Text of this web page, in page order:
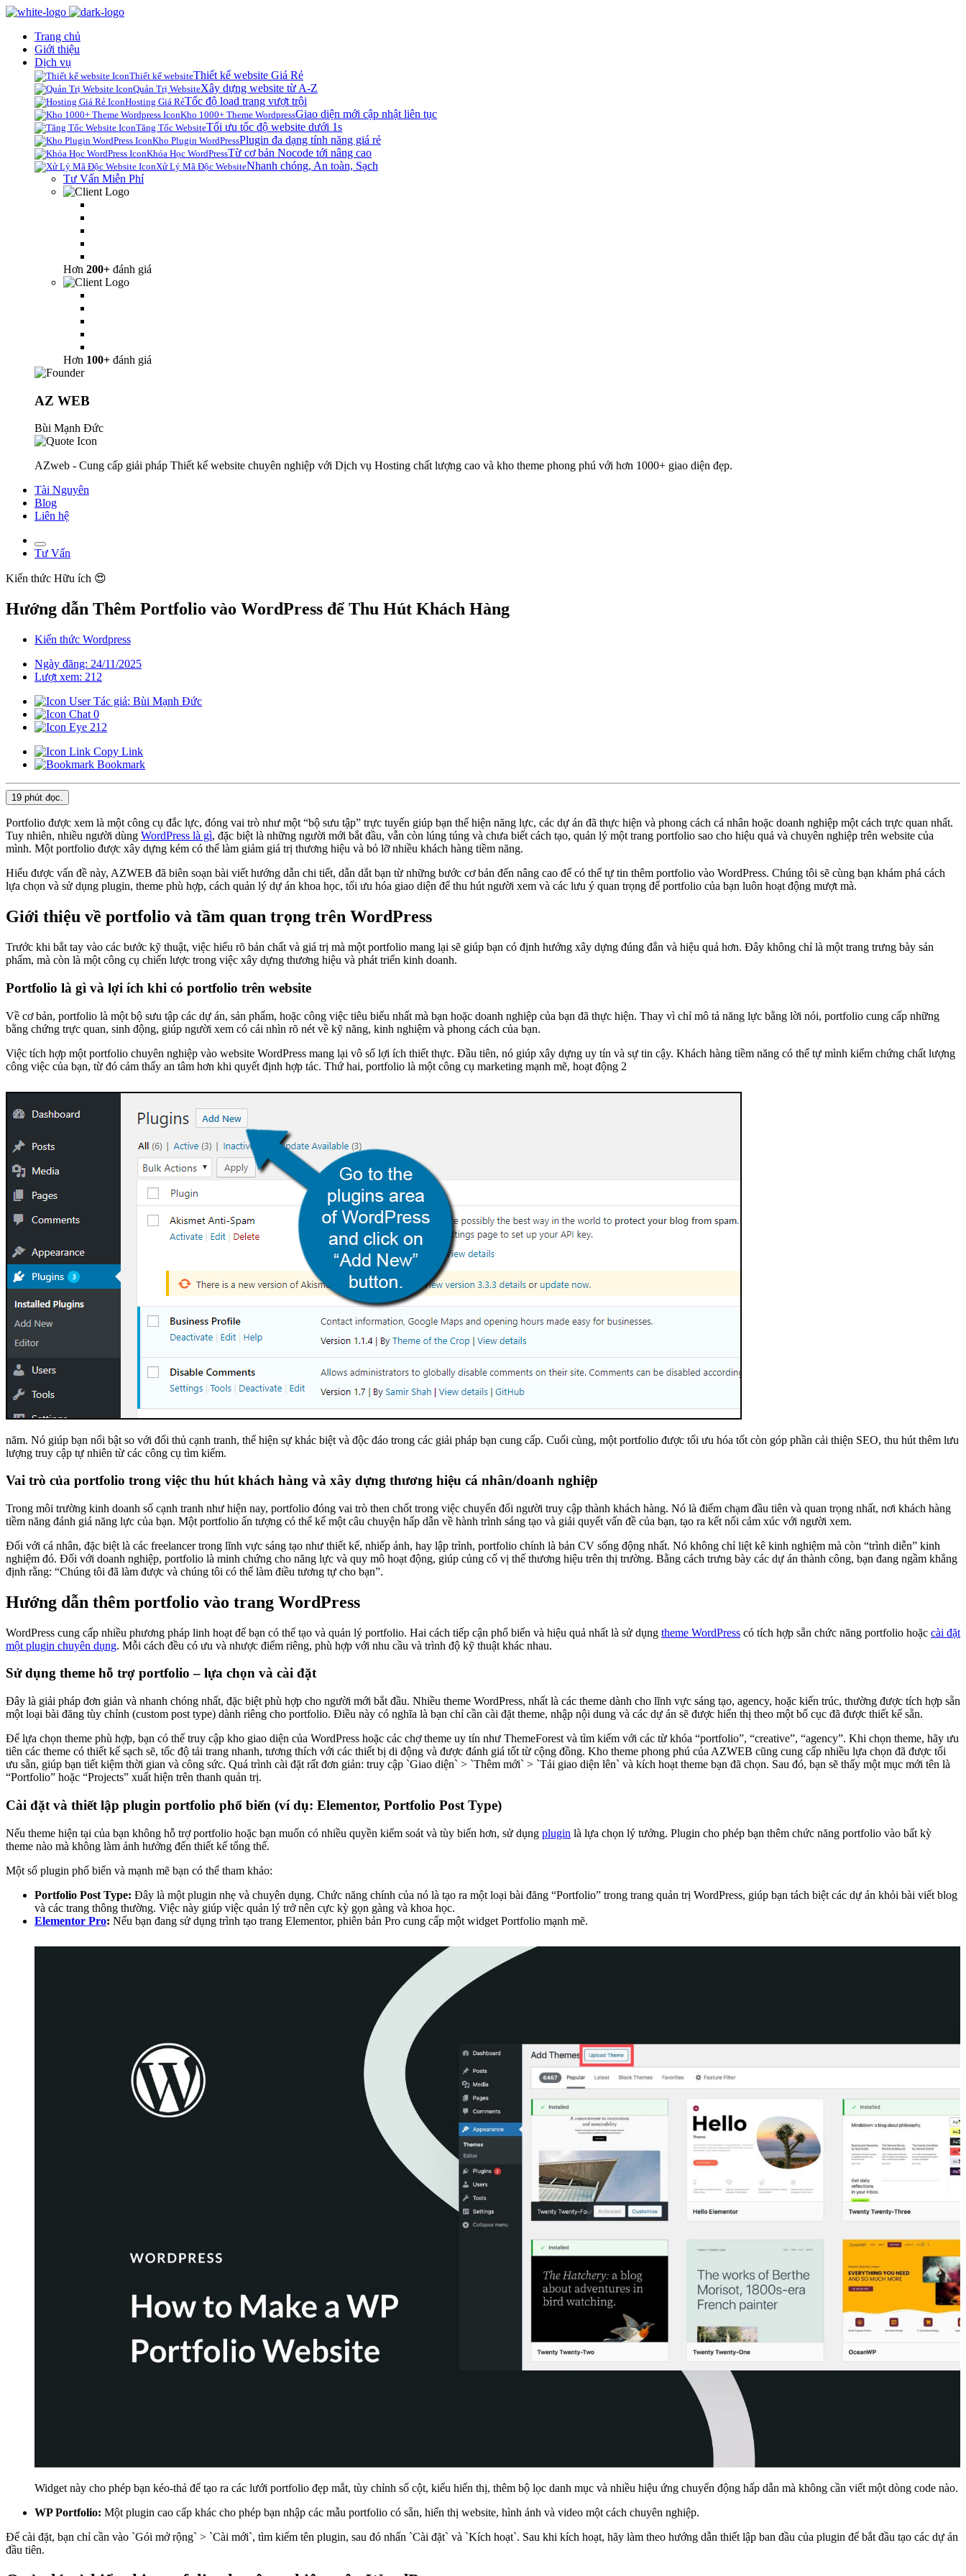
Trang chủ
Giới thiệu
Dịch vụ
Thiết kế websiteThiết kế website Giá Rẻ
Quản Trị WebsiteXây dựng website từ A-Z
Hosting Giá RẻTốc độ load trang vượt trội
Kho 1000+ Theme WordpressGiao diện mới cập nhật liên tục
Tăng Tốc WebsiteTối ưu tốc độ website dưới 1s
Kho Plugin WordPressPlugin đa dạng tính năng giá rẻ
Khóa Học WordPressTừ cơ bản Nocode tới nâng cao
Xử Lý Mã Độc WebsiteNhanh chóng, An toàn, Sạch
Tư Vấn Miễn Phí
Hơn 200+ đánh giá
Hơn 100+ đánh giá
AZ WEB
Bùi Mạnh Đức
AZweb - Cung cấp giải pháp Thiết kế website chuyên nghiệp với Dịch vụ Hosting chất lượng cao và kho theme phong phú với hơn 1000+ giao diện đẹp.
Tài Nguyên
Blog
Liên hệ
Tư Vấn
Kiến thức Hữu ích 😍
Hướng dẫn Thêm Portfolio vào WordPress để Thu Hút Khách Hàng
Kiến thức Wordpress
Ngày đăng: 24/11/2025
Lượt xem: 212
Tác giả: Bùi Mạnh Đức
0
212
Copy Link
Bookmark
19 phút đọc.
Portfolio được xem là một công cụ đắc lực, đóng vai trò như một “bộ sưu tập” trực tuyến giúp bạn thể hiện năng lực, các dự án đã thực hiện và phong cách cá nhân hoặc doanh nghiệp một cách trực quan nhất.
Tuy nhiên, nhiều người dùng WordPress là gì, đặc biệt là những người mới bắt đầu, vẫn còn lúng túng và chưa biết cách tạo, quản lý một trang portfolio sao cho hiệu quả và chuyên nghiệp trên website của
mình. Một portfolio được xây dựng kém có thể làm giảm giá trị thương hiệu và bỏ lỡ nhiều khách hàng tiềm năng.
Hiểu được vấn đề này, AZWEB đã biên soạn bài viết hướng dẫn chi tiết, dẫn dắt bạn từ những bước cơ bản đến nâng cao để có thể tự tin thêm portfolio vào WordPress. Chúng tôi sẽ cùng bạn khám phá cách
lựa chọn và sử dụng plugin, theme phù hợp, cách quản lý dự án khoa học, tối ưu hóa giao diện để thu hút người xem và các lưu ý quan trọng để portfolio của bạn luôn hoạt động mượt mà.
Giới thiệu về portfolio và tầm quan trọng trên WordPress
Trước khi bắt tay vào các bước kỹ thuật, việc hiểu rõ bản chất và giá trị mà một portfolio mang lại sẽ giúp bạn có định hướng xây dựng đúng đắn và hiệu quả hơn. Đây không chỉ là một trang trưng bày sản
phẩm, mà còn là một công cụ chiến lược trong việc xây dựng thương hiệu và phát triển kinh doanh.
Portfolio là gì và lợi ích khi có portfolio trên website
Về cơ bản, portfolio là một bộ sưu tập các dự án, sản phẩm, hoặc công việc tiêu biểu nhất mà bạn hoặc doanh nghiệp của bạn đã thực hiện. Thay vì chỉ mô tả năng lực bằng lời nói, portfolio cung cấp những
bằng chứng trực quan, sinh động, giúp người xem có cái nhìn rõ nét về kỹ năng, kinh nghiệm và phong cách của bạn.
Việc tích hợp một portfolio chuyên nghiệp vào website WordPress mang lại vô số lợi ích thiết thực. Đầu tiên, nó giúp xây dựng uy tín và sự tin cậy. Khách hàng tiềm năng có thể tự mình kiểm chứng chất lượng
công việc của bạn, từ đó cảm thấy an tâm hơn khi quyết định hợp tác. Thứ hai, portfolio là một công cụ marketing mạnh mẽ, hoạt động 2
năm. Nó giúp bạn nổi bật so với đối thủ cạnh tranh, thể hiện sự khác biệt và độc đáo trong các giải pháp bạn cung cấp. Cuối cùng, một portfolio được tối ưu hóa tốt còn góp phần cải thiện SEO, thu hút thêm lưu
lượng truy cập tự nhiên từ các công cụ tìm kiếm.
Vai trò của portfolio trong việc thu hút khách hàng và xây dựng thương hiệu cá nhân/doanh nghiệp
Trong môi trường kinh doanh số cạnh tranh như hiện nay, portfolio đóng vai trò then chốt trong việc chuyển đổi người truy cập thành khách hàng. Nó là điểm chạm đầu tiên và quan trọng nhất, nơi khách hàng
tiềm năng đánh giá năng lực của bạn. Một portfolio ấn tượng có thể kể một câu chuyện hấp dẫn về hành trình sáng tạo và giải quyết vấn đề của bạn, tạo ra kết nối cảm xúc với người xem.
Đối với cá nhân, đặc biệt là các freelancer trong lĩnh vực sáng tạo như thiết kế, nhiếp ảnh, hay lập trình, portfolio chính là bản CV sống động nhất. Nó không chỉ liệt kê kinh nghiệm mà còn “trình diễn” kinh
nghiệm đó. Đối với doanh nghiệp, portfolio là minh chứng cho năng lực và quy mô hoạt động, giúp củng cố vị thế thương hiệu trên thị trường. Bằng cách trưng bày các dự án thành công, bạn đang ngầm khẳng
định rằng: “Chúng tôi đã làm được và chúng tôi có thể làm điều tương tự cho bạn”.
Hướng dẫn thêm portfolio vào trang WordPress
WordPress cung cấp nhiều phương pháp linh hoạt để bạn có thể tạo và quản lý portfolio. Hai cách tiếp cận phổ biến và hiệu quả nhất là sử dụng theme WordPress có tích hợp sẵn chức năng portfolio hoặc cài đặt
một plugin chuyên dụng. Mỗi cách đều có ưu và nhược điểm riêng, phù hợp với nhu cầu và trình độ kỹ thuật khác nhau.
Sử dụng theme hỗ trợ portfolio – lựa chọn và cài đặt
Đây là giải pháp đơn giản và nhanh chóng nhất, đặc biệt phù hợp cho người mới bắt đầu. Nhiều theme WordPress, nhất là các theme dành cho lĩnh vực sáng tạo, agency, hoặc kiến trúc, thường được tích hợp sẵn
một loại bài đăng tùy chỉnh (custom post type) dành riêng cho portfolio. Điều này có nghĩa là bạn chỉ cần cài đặt theme, nhập nội dung và các dự án sẽ được hiển thị theo một bố cục đã được thiết kế sẵn.
Để lựa chọn theme phù hợp, bạn có thể truy cập kho giao diện của WordPress hoặc các chợ theme uy tín như ThemeForest và tìm kiếm với các từ khóa “portfolio”, “creative”, “agency”. Khi chọn theme, hãy ưu
tiên các theme có thiết kế sạch sẽ, tốc độ tải trang nhanh, tương thích với các thiết bị di động và được đánh giá tốt từ cộng đồng. Kho theme phong phú của AZWEB cũng cung cấp nhiều lựa chọn đã được tối
ưu sẵn, giúp bạn tiết kiệm thời gian và công sức. Quá trình cài đặt rất đơn giản: truy cập `Giao diện` > `Thêm mới` > `Tải giao diện lên` và kích hoạt theme bạn đã chọn. Sau đó, bạn sẽ thấy một mục mới tên là
“Portfolio” hoặc “Projects” xuất hiện trên thanh quản trị.
Cài đặt và thiết lập plugin portfolio phổ biến (ví dụ: Elementor, Portfolio Post Type)
Nếu theme hiện tại của bạn không hỗ trợ portfolio hoặc bạn muốn có nhiều quyền kiểm soát và tùy biến hơn, sử dụng plugin là lựa chọn lý tưởng. Plugin cho phép bạn thêm chức năng portfolio vào bất kỳ
theme nào mà không làm ảnh hưởng đến thiết kế tổng thể.
Một số plugin phổ biến và mạnh mẽ bạn có thể tham khảo:
Portfolio Post Type: Đây là một plugin nhẹ và chuyên dụng. Chức năng chính của nó là tạo ra một loại bài đăng “Portfolio” trong trang quản trị WordPress, giúp bạn tách biệt các dự án khỏi bài viết blog
và các trang thông thường. Việc này giúp việc quản lý trở nên cực kỳ gọn gàng và khoa học.
Elementor Pro: Nếu bạn đang sử dụng trình tạo trang Elementor, phiên bản Pro cung cấp một widget Portfolio mạnh mẽ.
Widget này cho phép bạn kéo-thả để tạo ra các lưới portfolio đẹp mắt, tùy chỉnh số cột, kiểu hiển thị, thêm bộ lọc danh mục và nhiều hiệu ứng chuyển động hấp dẫn mà không cần viết một dòng code nào.
WP Portfolio: Một plugin cao cấp khác cho phép bạn nhập các mẫu portfolio có sẵn, hiển thị website, hình ảnh và video một cách chuyên nghiệp.
Để cài đặt, bạn chỉ cần vào `Gói mở rộng` > `Cài mới`, tìm kiếm tên plugin, sau đó nhấn `Cài đặt` và `Kích hoạt`. Sau khi kích hoạt, hãy làm theo hướng dẫn thiết lập ban đầu của plugin để bắt đầu tạo các dự án
đầu tiên.